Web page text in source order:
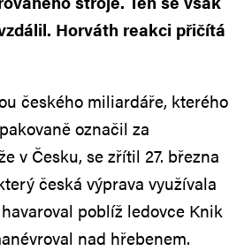
Horváth reakci přičítá
českého miliardáře, kterého
označil za
v Česku, se zřítil 27. března
česká výprava využívala
poblíž ledovce Knik
nad hřebenem.